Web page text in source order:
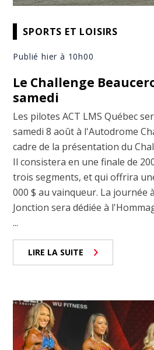
SPORTS ET LOISIRS
Publié hier à 10h00
Le Challenge
samedi
Les pilotes ACT LMS Québec
samedi 8 août à l'Autodrome
cadre de la présentation du
Il consistera en une finale de
trois segments, et qui offrira
000 $ au vainqueur. La journée
Jonction sera dédiée à
...
LIRE LA SUITE